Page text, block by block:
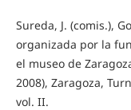
Sureda, J. (comis.),
organizada por la
el museo de
2008), Zaragoza,
vol. II.